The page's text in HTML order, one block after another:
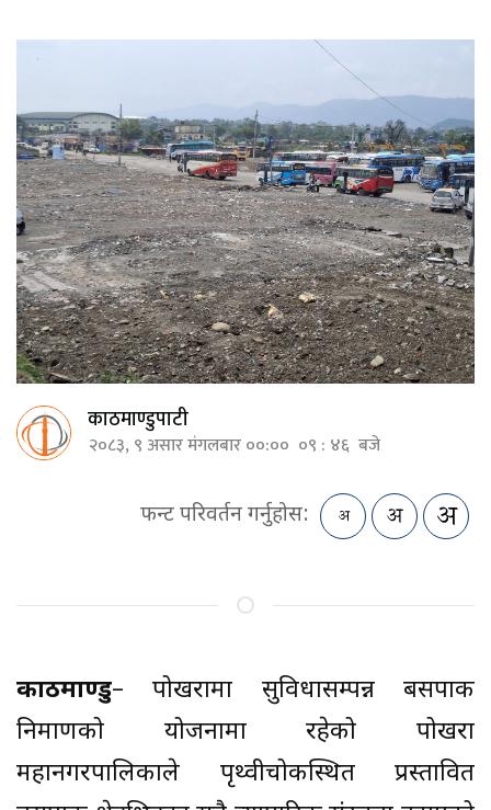
काठमाण्डुपाटी
२०८३, ९ असार मंगलबार ००:०० ०९ : ४६ बजे
फन्ट परिवर्तन गर्नुहोस:
काठमाण्डु– पोखरामा सुविधासम्पन्न बसपार्क
निर्माणको योजनामा रहेको पोखरा
महानगरपालिकाले पृथ्वीचोकस्थित प्रस्तावित